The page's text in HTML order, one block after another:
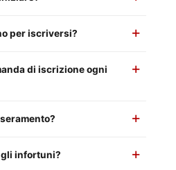
per iscriversi?
di iscrizione ogni
gli infortuni?